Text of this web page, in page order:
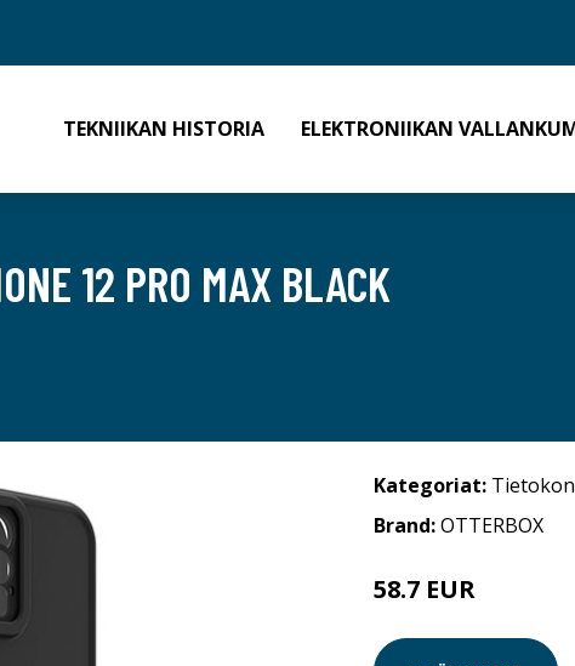
TEKNIIKAN HISTORIA ELEKTRONIIKAN
12 PRO MAX BLACK
Kategoriat:
Brand:OTTERBOX
58.7 EUR